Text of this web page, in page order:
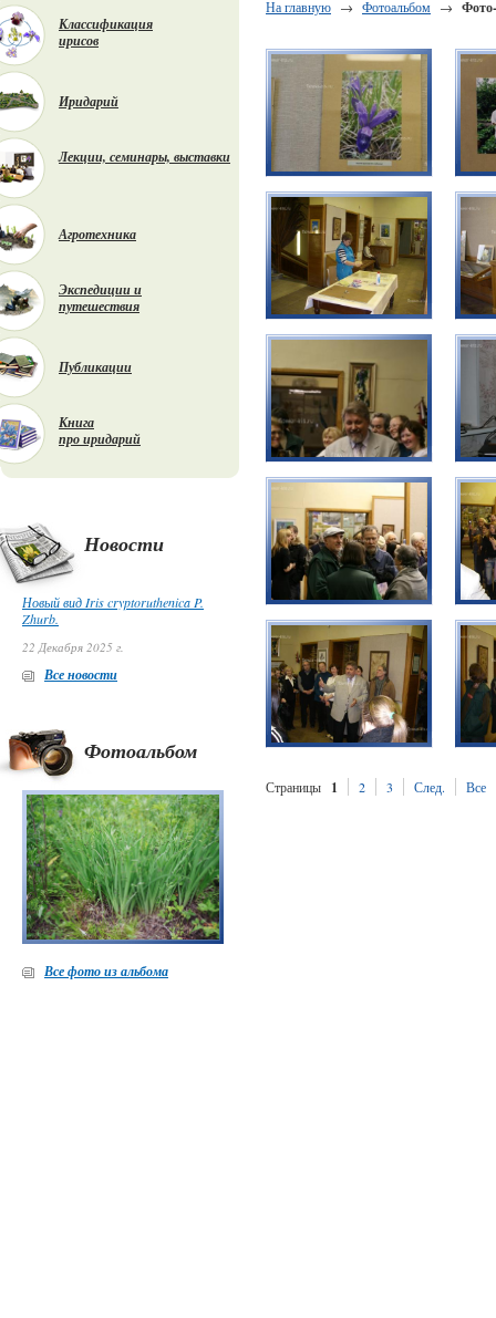
Классификация
ирисов
Иридарий
Лекции, семинары, выставки
Агротехника
Экспедиции и
путешествия
Публикации
Книга
про иридарий
Новости
Новый вид Iris cryptoruthenica P.
Zhurb.
22 Декабря 2025 г.
Все новости
Фотоальбом
Все фото из альбома
На главную → Фотоальбом →
Страницы 1 2 3 След. Все